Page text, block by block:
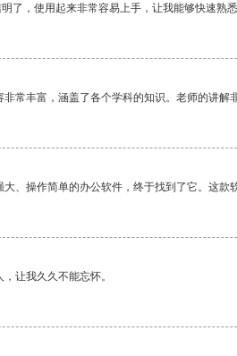
了，使用起来非常容易上手，让我能够快速熟悉
常丰富，涵盖了各个学科的知识。老师的讲解
、操作简单的办公软件，终于找到了它。这
让我久久不能忘怀。